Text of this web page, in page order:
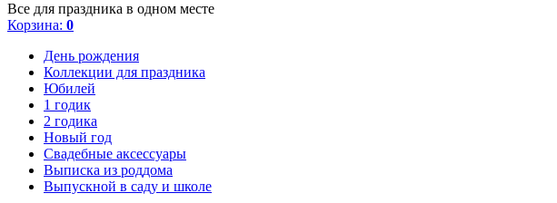
Все для праздника в одном месте
Корзина: 0
День рождения
Коллекции для праздника
Юбилей
1 годик
2 годика
Новый год
Свадебные аксессуары
Выписка из роддома
Выпускной в саду и школе